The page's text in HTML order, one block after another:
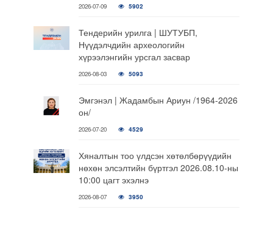
2026-07-09 5902
Тендерийн урилга | ШУТУБП,
Нүүдэлчдийн археологийн
хүрээлэнгийн урсгал засвар
2026-08-03 5093
Эмгэнэл | Жадамбын Ариун /1964-2026
он/
2026-07-20 4529
Хяналтын тоо үлдсэн хөтөлбөрүүдийн
нөхөн элсэлтийн бүртгэл 2026.08.10-ны
10:00 цагт эхэлнэ
2026-08-07 3950